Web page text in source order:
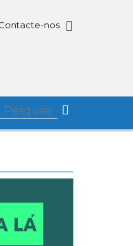
nos